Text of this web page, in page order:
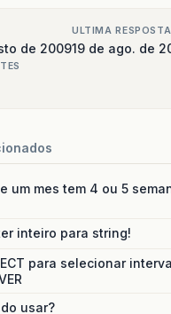
de 2009
ULTIMA RESPOSTA
19 de ago. de
um mes tem 4 ou 5
inteiro para string!
para selecionar
usar?